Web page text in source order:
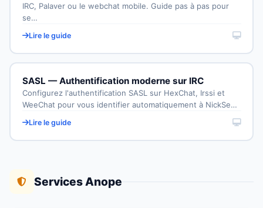
IRC, Palaver ou le webchat mobile. Guide pas à pas pour
se…
Lire le guide
SASL — Authentification moderne sur IRC
Configurez l'authentification SASL sur HexChat, Irssi et
WeeChat pour vous identifier automatiquement à NickSe…
Lire le guide
Services Anope